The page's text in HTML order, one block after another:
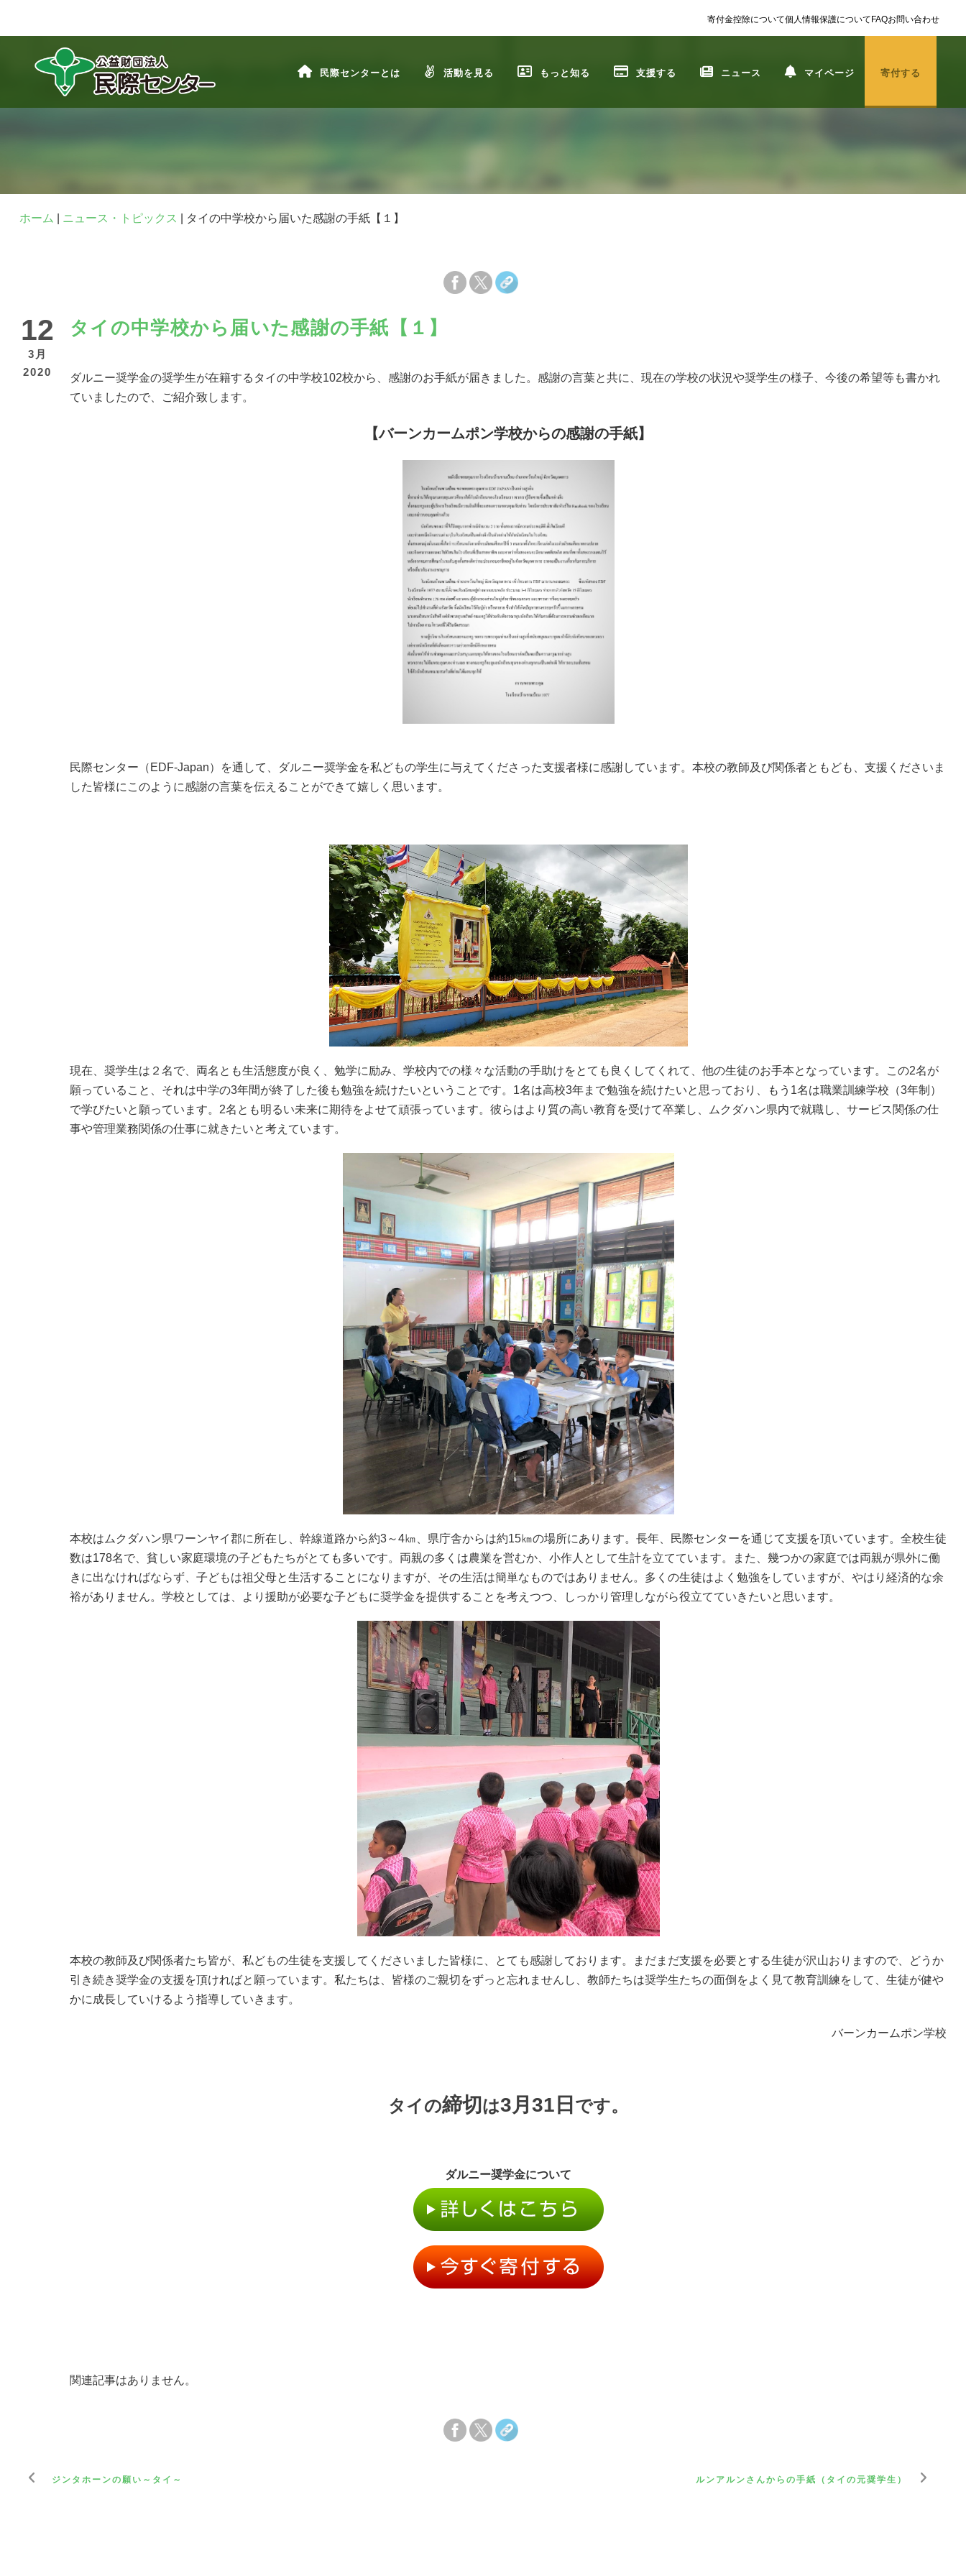
寄付金控除について個人情報保護についてFAQお問い合わせ
民際センターとは 活動を見る もっと知る 支援する ニュース マイページ 寄付する
ホーム ニュース・トピックス タイの中学校から届いた感謝の手紙【１】
12
3月
2020
タイの中学校から届いた感謝の手紙【１】
ダルニー奨学金の奨学生が在籍するタイの中学校102校から、感謝のお手紙が届きました。感謝の言葉と共に、現在の学校の状況や奨学生の様子、今後の希望等も書かれ
ていましたので、ご紹介致します。
【バーンカームポン学校からの感謝の手紙】
民際センター（EDF-Japan）を通して、ダルニー奨学金を私どもの学生に与えてくださった支援者様に感謝しています。本校の教師及び関係者ともども、支援くださいま
した皆様にこのように感謝の言葉を伝えることができて嬉しく思います。
現在、奨学生は２名で、両名とも生活態度が良く、勉学に励み、学校内での様々な活動の手助けをとても良くしてくれて、他の生徒のお手本となっています。この2名が
願っていること、それは中学の3年間が終了した後も勉強を続けたいということです。1名は高校3年まで勉強を続けたいと思っており、もう1名は職業訓練学校（3年制）
で学びたいと願っています。2名とも明るい未来に期待をよせて頑張っています。彼らはより質の高い教育を受けて卒業し、ムクダハン県内で就職し、サービス関係の仕
事や管理業務関係の仕事に就きたいと考えています。
本校はムクダハン県ワーンヤイ郡に所在し、幹線道路から約3～4㎞、県庁舎からは約15㎞の場所にあります。長年、民際センターを通じて支援を頂いています。全校生徒
数は178名で、貧しい家庭環境の子どもたちがとても多いです。両親の多くは農業を営むか、小作人として生計を立てています。また、幾つかの家庭では両親が県外に働
きに出なければならず、子どもは祖父母と生活することになりますが、その生活は簡単なものではありません。多くの生徒はよく勉強をしていますが、やはり経済的な余
裕がありません。学校としては、より援助が必要な子どもに奨学金を提供することを考えつつ、しっかり管理しながら役立てていきたいと思います。
本校の教師及び関係者たち皆が、私どもの生徒を支援してくださいました皆様に、とても感謝しております。まだまだ支援を必要とする生徒が沢山おりますので、どうか
引き続き奨学金の支援を頂ければと願っています。私たちは、皆様のご親切をずっと忘れませんし、教師たちは奨学生たちの面倒をよく見て教育訓練をして、生徒が健や
かに成長していけるよう指導していきます。
バーンカームポン学校
タイの締切 は3月31日 です。
ダルニー奨学金について
関連記事はありません。
ジンタホーンの願い～タイ～ ルンアルンさんからの手紙（タイの元奨学生）